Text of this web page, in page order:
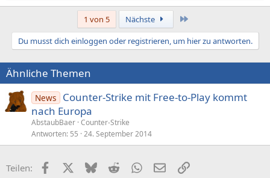
e
t
o
n
e
:
1 von 5 Nächste
Du musst dich einloggen oder registrieren, um hier zu antworten.
Ähnliche Themen
News
Counter-Strike mit Free-to-Play kommt
nach Europa
AbstaubBaer Counter-Strike
Antworten 55 24. September 2014
Teilen: FacebookX (Twitter)
BlueskyRedditWhatsApp
E-MailLink